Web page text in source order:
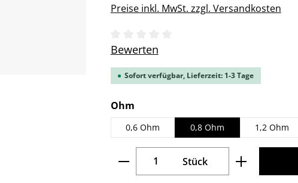
Preise inkl. MwSt. zzgl. Versandkosten
Durchschnittliche Bewertung von 0
Bewerten
Sofort verfügbar, Lieferzeit: 1-3 Tage
Ohmauswählen
0,6 Ohm 0,8 Ohm 1,2 Ohm
Produkt Anzahl: Gib den
Stück